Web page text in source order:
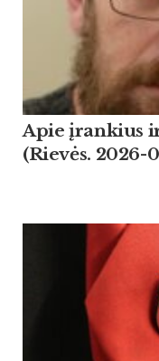
Apie įrankius
(Rievės. 2026-